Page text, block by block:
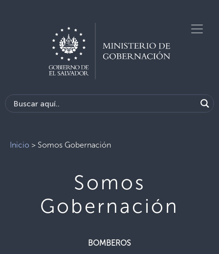
Inicio > Somos Gobernación
Somos
Gobernación
BOMBEROS